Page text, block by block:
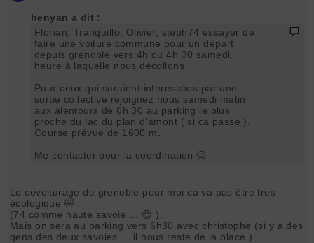
henyan a dit :
Florian, Tranquillo, Olivier, steph74 essayer de
faire une voiture commune pour un départ
depuis grenoble vers 4h ou 4h 30 samedi,
heure à laquelle nous décollons.
Pour ceux qui seraient interessées par une
sortie collective rejoignez nous samedi matin
aux alentours de 6h 30 au parking le plus
proche du lac du plan d'amont ( si ca passe ).
Course prévue de 1600 m.
Me contacter pour la coordination 😉
Le covoiturage de grenoble pour moi ca va pas être tres
écologique 🤣 .
(74 comme haute savoie ... 😉 ).
Mais on sera au parking vers 6h30 avec christophe (si y a des
gens des deux savoies ... il nous reste de la place.)